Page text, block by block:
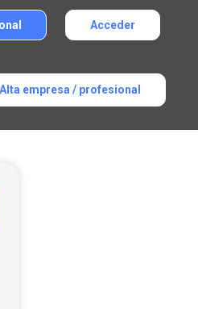
Acceder
Alta empresa / profesional